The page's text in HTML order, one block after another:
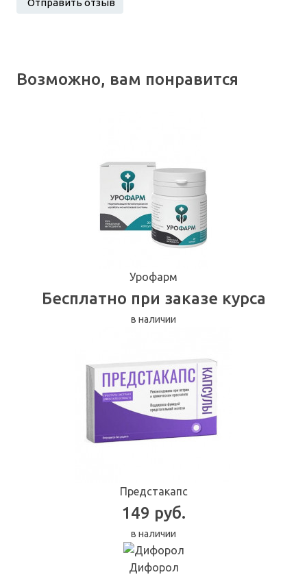
Возможно, вам понравится
Урофарм
Бесплатно при заказе курса
в наличии
Предстакапс
149 руб.
в наличии
Дифорол